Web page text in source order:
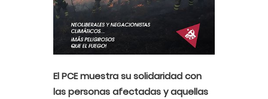
El PCE muestra su solidaridad con
las personas afectadas y aquellas